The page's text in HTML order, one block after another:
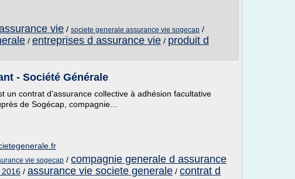
vie / societe generale assurance vie sogecap /
/ entreprises d assurance vie / produit d
- Société Générale
un contrat d'assurance collective à adhésion facultative
de Sogécap, compagnie...
vie sogecap / compagnie generale d assurance
2016 / assurance vie societe generale / contrat d